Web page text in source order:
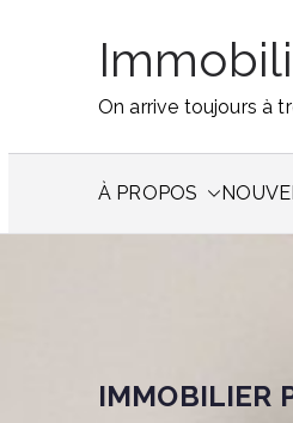
On arrive toujours à
À PROPOS
IMMOBILIER